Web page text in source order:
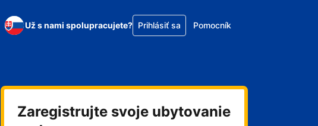
Už s nami spolupracujete? Prihlásiť sa Pomocník
Zaregistrujte svoje ubytovanie